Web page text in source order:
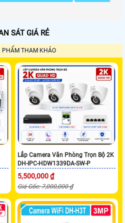
SÁT GIÁ RẺ
PHẨM THAM KHẢO
Lắp Camera Văn Phòng Trọn Bộ 2K
DH-IPC-HDW1339DA-SW-P
5,500,000 ₫
Giá Gốc: 7,000,000 ₫